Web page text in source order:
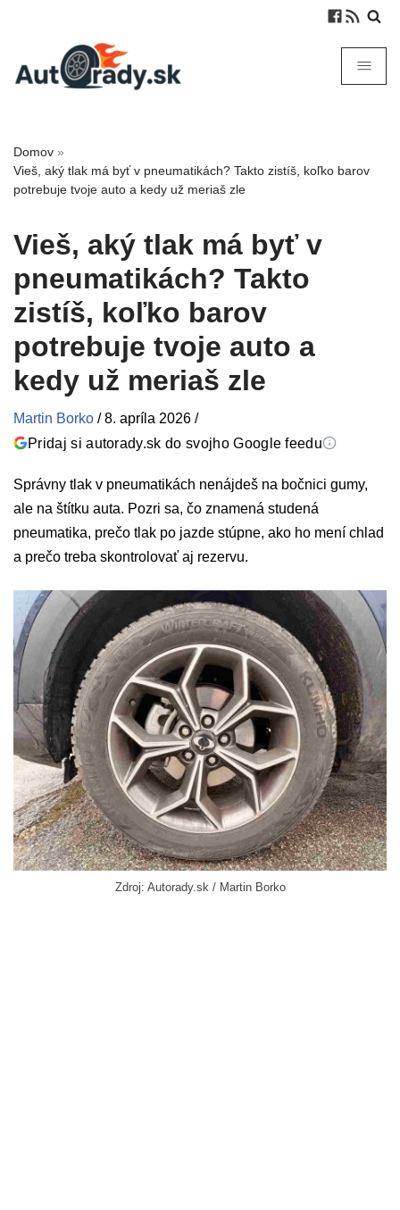
Domov »
Vieš, aký tlak má byť v pneumatikách? Takto zistíš, koľko barov
potrebuje tvoje auto a kedy už meriaš zle
Vieš, aký tlak má byť v
pneumatikách? Takto
zistíš, koľko barov
potrebuje tvoje auto a
kedy už meriaš zle
Martin Borko /8. apríla 2026 /
Pridaj si autorady.sk do svojho Google feedu
Správny tlak v pneumatikách nenájdeš na bočnici gumy,
ale na štítku auta. Pozri sa, čo znamená studená
pneumatika, prečo tlak po jazde stúpne, ako ho mení chlad
a prečo treba skontrolovať aj rezervu.
Zdroj: Autorady.sk / Martin Borko